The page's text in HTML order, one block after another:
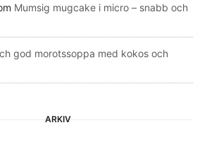
Mumsig mugcake i micro – snabb och
god morotssoppa med kokos och
ARKIV